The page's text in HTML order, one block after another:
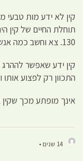
תוחלת החיים של קין
130. צא וחשב כמה אנשים חיו בעולם עד שנת 930…
קין ידע שאפשר
התכוון רק לפצוע
אינך מופתע מכך שקין
14 שנים •